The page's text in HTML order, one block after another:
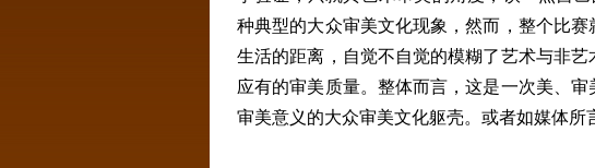
种典型的大众审美文化现象，然而，整个比
生活的距离，自觉不自觉的模糊了艺术与非
应有的审美质量。整体而言，这是一次美、
审美意义的大众审美文化躯壳。或者如媒体所